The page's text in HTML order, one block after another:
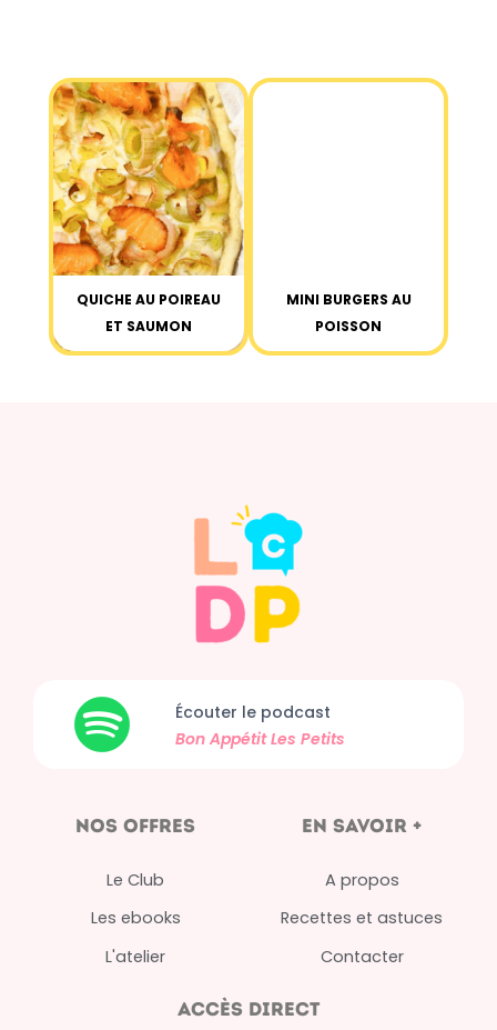
QUICHE AU POIREAU
ET SAUMON
MINI BURGERS AU
POISSON
Écouter le podcast
Bon AppétitLes Petits
nos offres
Le Club
Les ebooks
L'atelier
en savoir +
A propos
Recettes et astuces
Contacter
Accès direct